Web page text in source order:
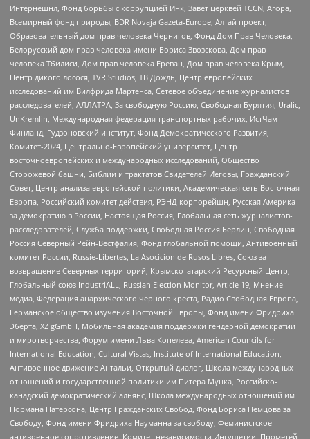
Интернешнл, Фонд борьбы с коррупцией Инк, Завет церквей TCCN, Агора,
Всемирный фонд природы, BDR Novaja Gazeta-Europe, Алтай проект,
Образовательный дом прав человека Чернигов, Фонд Дом Прав Человека,
Белорусский дом прав человека имени Бориса Звозскова, Дом прав
человека Тбилиси, Дом прав человека Ереван, Дом прав человека Крым,
Центр дикого лосося, TVR Studios, ТВ Дождь, Центр европейских
исследований им Вилфрида Мартенса, Сетевое объединение журналистов
расследователей, АЛЛАТРА, За свободную Россию, Свободная Бурятия, Uralic,
UnKremlin, Международная федерация транспортных рабочих, ИстЧам
Финланд, Гудзоновский институт, Фонд Демократического Развития,
Комитет-2024, Центрально-Европейский университет, Центр
восточноевропейских и международных исследований, Общество
Сторожевой башни, Библии и трактатов Свидетелей Иеговы, Гражданский
Совет, Центр анализа европейской политики, Академическая сеть Восточная
Европа, Российский комитет действия, РЭНД корпорейшн, Русская Америка
за демократию в России, Настоящая Россия, Глобальная сеть журналистов-
расследователей, Служба поддержки, Свободная Россия Берлин, Свободная
Россия Северный Рейн-Вестфалия, Фонд глобальной помощи, Антивоенный
комитет России, Russie-Libertes, La Asocicion de Rusos Libres, Союз за
возвращение Северных территорий, Крымскотатарский Ресурсный Центр,
Глобальный союз IndustriALL, Russian Election Monitor, Article 19, Мнение
медиа, Федерация анархического черного креста, Радио Свободная Европа,
Германское общество изучения Восточной Европы, Фонд имени Фридриха
Эберта, XZ gGmbH, Мобильная академия поддержки гендерной демократии
и миротворчества, Форум имени Льва Копелева, American Councils for
International Education, Cultural Vistas, Institute of International Education,
Антивоенное движение Антальи, Открытый диалог, Школа международных
отношений и государственной политики им Питера Мунка, Российско-
канадский демократический альянс, Школа международных отношений им
Нормана Патерсона, Центр Гражданских Свобод, Фонд Бориса Немцова за
Свободу, Фонд имени Фридриха Науманна за свободу, Феминистское
антивоенное сопротивление, Комитет независимости Ингушетии, Прометей,